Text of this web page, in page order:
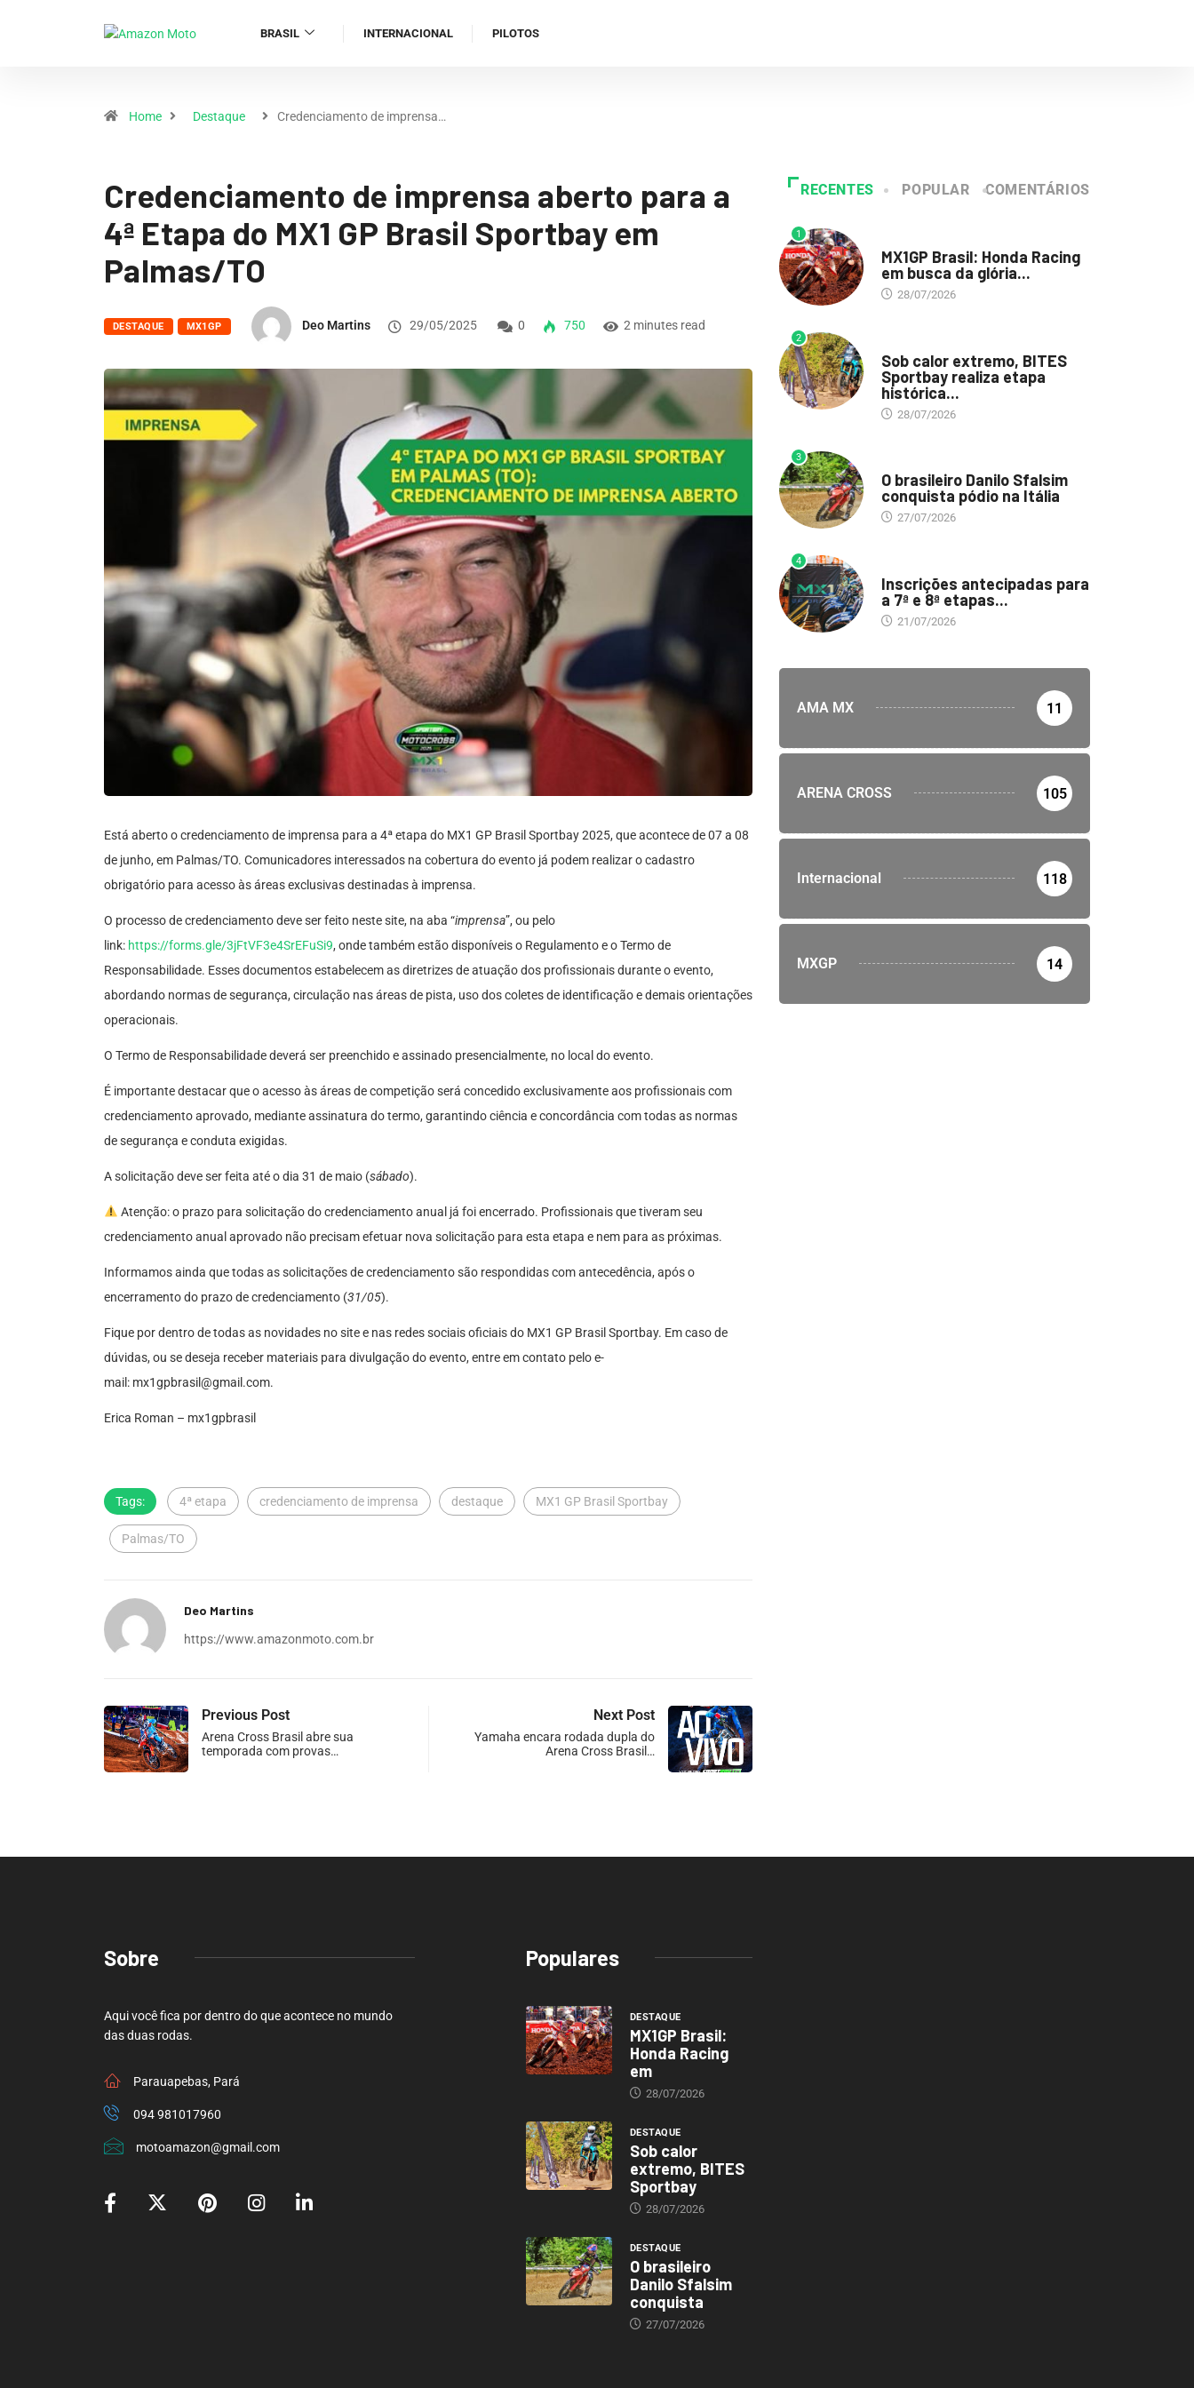
BRASIL INTERNACIONAL PILOTOS
Home Destaque Credenciamento de imprensa…
Credenciamento de imprensa aberto para a
4ª Etapa do MX1 GP Brasil Sportbay em
Palmas/TO
DESTAQUE MX1GP Deo Martins 29/05/2025 0 750 2 minutes read
Está aberto o credenciamento de imprensa para a 4ª etapa do MX1 GP Brasil Sportbay 2025, que acontece de 07 a 08
de junho, em Palmas/TO. Comunicadores interessados na cobertura do evento já podem realizar o cadastro
obrigatório para acesso às áreas exclusivas destinadas à imprensa.
O processo de credenciamento deve ser feito neste site, na aba “imprensa”, ou pelo
link: https://forms.gle/3jFtVF3e4SrEFuSi9, onde também estão disponíveis o Regulamento e o Termo de
Responsabilidade. Esses documentos estabelecem as diretrizes de atuação dos profissionais durante o evento,
abordando normas de segurança, circulação nas áreas de pista, uso dos coletes de identificação e demais orientações
operacionais.
O Termo de Responsabilidade deverá ser preenchido e assinado presencialmente, no local do evento.
É importante destacar que o acesso às áreas de competição será concedido exclusivamente aos profissionais com
credenciamento aprovado, mediante assinatura do termo, garantindo ciência e concordância com todas as normas
de segurança e conduta exigidas.
A solicitação deve ser feita até o dia 31 de maio (sábado).
Atenção: o prazo para solicitação do credenciamento anual já foi encerrado. Profissionais que tiveram seu
credenciamento anual aprovado não precisam efetuar nova solicitação para esta etapa e nem para as próximas.
Informamos ainda que todas as solicitações de credenciamento são respondidas com antecedência, após o
encerramento do prazo de credenciamento (31/05).
Fique por dentro de todas as novidades no site e nas redes sociais oficiais do MX1 GP Brasil Sportbay. Em caso de
dúvidas, ou se deseja receber materiais para divulgação do evento, entre em contato pelo e-
mail: mx1gpbrasil@gmail.com.
Erica Roman – mx1gpbrasil
Tags: 4ª etapa credenciamento de imprensa destaque MX1 GP Brasil Sportbay
Palmas/TO
Deo Martins
https://www.amazonmoto.com.br
Previous Post
Arena Cross Brasil abre sua
temporada com provas…
Next Post
Yamaha encara rodada dupla do
Arena Cross Brasil…
RECENTES POPULAR COMENTÁRIOS
1
MX1GP Brasil: Honda Racing
em busca da glória...
28/07/2026
2
Sob calor extremo, BITES
Sportbay realiza etapa
histórica...
28/07/2026
3
O brasileiro Danilo Sfalsim
conquista pódio na Itália
27/07/2026
4
Inscrições antecipadas para
a 7ª e 8ª etapas...
21/07/2026
AMA MX 11
ARENA CROSS 105
Internacional 118
MXGP 14
Sobre
Aqui você fica por dentro do que acontece no mundo
das duas rodas.
Parauapebas, Pará
094 981017960
motoamazon@gmail.com
Populares
DESTAQUE
MX1GP Brasil:
Honda Racing
em
28/07/2026
DESTAQUE
Sob calor
extremo, BITES
Sportbay
28/07/2026
DESTAQUE
O brasileiro
Danilo Sfalsim
conquista
27/07/2026